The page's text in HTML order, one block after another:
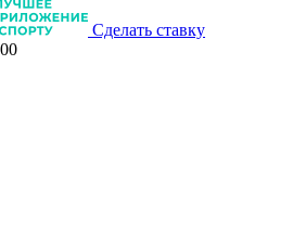
Сделать ставку